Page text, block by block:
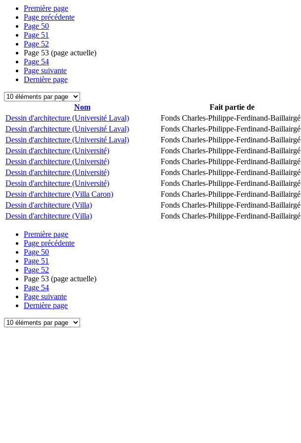
Première page
Page précédente
Page 50
Page 51
Page 52
Page 53 (page actuelle)
Page 54
Page suivante
Dernière page
Nom Fait partie de
Dessin d'architecture (Université Laval)
Fonds Charles-Philippe-Ferdinand-Baillairgé
Dessin d'architecture (Université Laval)
Fonds Charles-Philippe-Ferdinand-Baillairgé
Dessin d'architecture (Université Laval)
Fonds Charles-Philippe-Ferdinand-Baillairgé
Dessin d'architecture (Université)
Fonds Charles-Philippe-Ferdinand-Baillairgé
Dessin d'architecture (Université)
Fonds Charles-Philippe-Ferdinand-Baillairgé
Dessin d'architecture (Université)
Fonds Charles-Philippe-Ferdinand-Baillairgé
Dessin d'architecture (Université)
Fonds Charles-Philippe-Ferdinand-Baillairgé
Dessin d'architecture (Villa Caron)
Fonds Charles-Philippe-Ferdinand-Baillairgé
Dessin d'architecture (Villa)
Fonds Charles-Philippe-Ferdinand-Baillairgé
Dessin d'architecture (Villa)
Fonds Charles-Philippe-Ferdinand-Baillairgé
Première page
Page précédente
Page 50
Page 51
Page 52
Page 53 (page actuelle)
Page 54
Page suivante
Dernière page